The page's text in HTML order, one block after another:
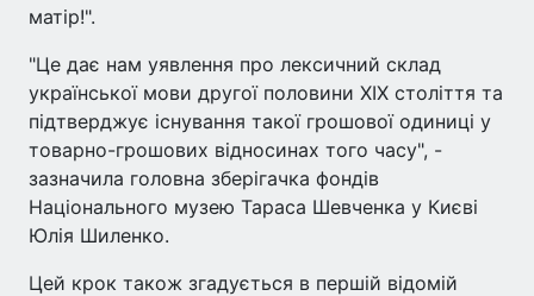
матір!".
"Це дає нам уявлення про лексичний склад
української мови другої половини ХІХ століття та
підтверджує існування такої грошової одиниці у
товарно-грошових відносинах того часу", -
зазначила головна зберігачка фондів
Національного музею Тараса Шевченка у Києві
Юлія Шиленко.
Цей крок також згадується в першій відомій